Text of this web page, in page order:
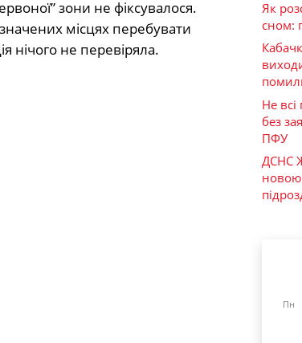
зони не фіксувалося.
місцях перебувати
нічого не перевіряла.
Як
сном:
Не
без
ПФУ
ДСНС
новою
Пн